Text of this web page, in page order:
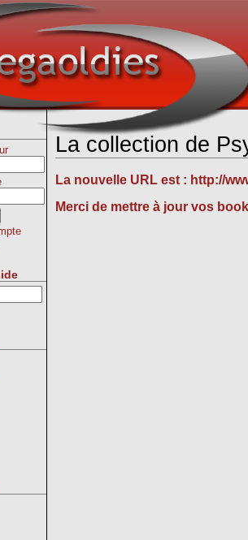
La collection de
La nouvelle URL est : http://
Merci de mettre à jour vos